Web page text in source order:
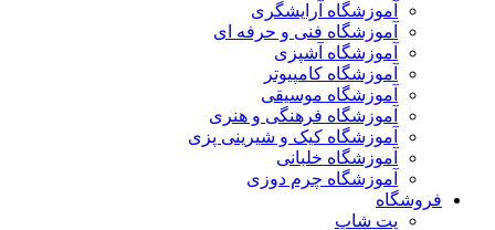
آموزشگاه آرایشگری
آموزشگاه فنی و حرفه ای
آموزشگاه آشپزی
آموزشگاه کامپیوتر
آموزشگاه موسیقی
آموزشگاه فرهنگی و هنری
آموزشگاه کیک و شیرینی پزی
آموزشگاه خلبانی
آموزشگاه چرم دوزی
فروشگاه
پت شاپ